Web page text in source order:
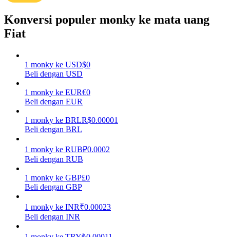
Menghasilkan
Babi Kekuatan
Dapatkan imbalan kompetitif setiap hari
Konversi populer monky ke mata uang
Fiat
1 monky ke USD$0
Beli dengan USD
1 monky ke EUR€0
Beli dengan EUR
1 monky ke BRLR$0.00001
Beli dengan BRL
1 monky ke RUB₽0.0002
Beli dengan RUB
1 monky ke GBP£0
Beli dengan GBP
1 monky ke INR₹0.00023
Beli dengan INR